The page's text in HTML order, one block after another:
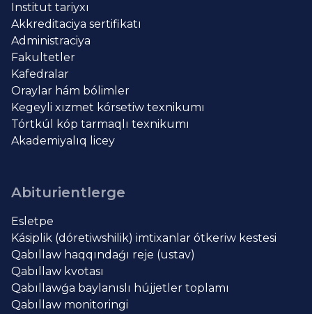
Institut tariyxı
Akkreditaciya sertifikatı
Administraciya
Fakultetler
Kafedralar
Oraylar hám bólimler
Kegeyli xızmet kórsetiw texnikumı
Tórtkúl kóp tarmaqlı texnikumı
Akademiyalıq licey
Abiturientlerge
Esletpe
Kásiplik (dóretiwshilik) imtixanlar ótkeriw kestesi
Qabıllaw haqqındaǵı reje (ustav)
Qabıllaw kvotası
Qabıllawǵa baylanıslı hújjetler toplamı
Qabıllaw monitoringi